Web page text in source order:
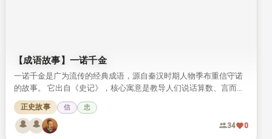
【成语故事】一诺千金
一诺千金是广为流传的经典成语，源自秦汉时期人物季布重信守诺
的故事。 它出自《史记》，核心寓意是教导人们说话算数、言而有
信。
正史故事 信 忠
34 0